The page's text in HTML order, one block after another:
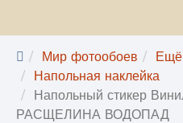
Мир фотообоев
Ещё
Напольная наклейка
Напольный стикер
РАСЩЕЛИНА ВОДОПАД